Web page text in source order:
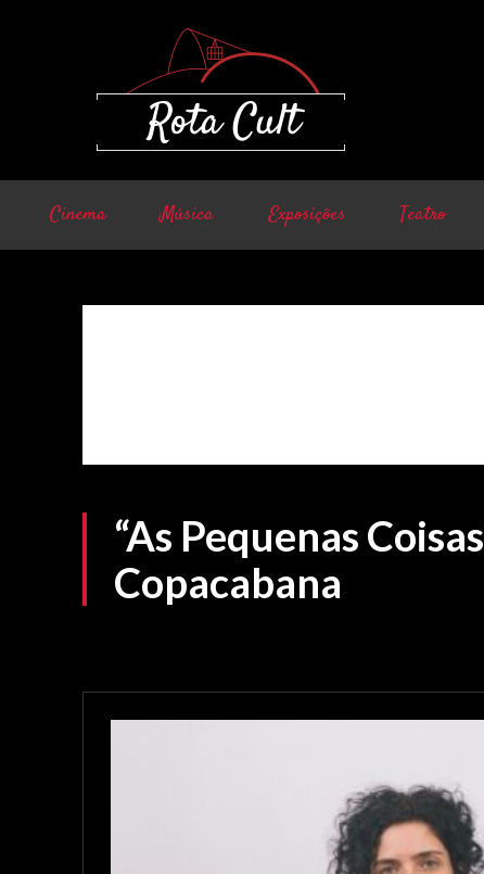
Cinema Música Exposições Teatro
“As Pequenas
Copacabana